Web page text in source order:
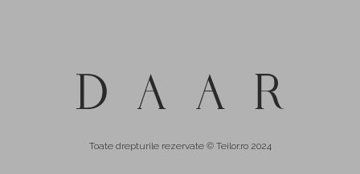
Toate drepturile rezervate © Teilor.ro 2024